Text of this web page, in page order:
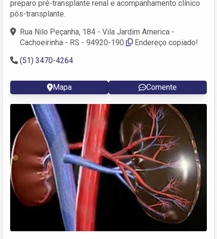
preparo pré-transplante renal e acompanhamento clínico
pós-transplante.
Rua Nilo Peçanha, 184 - Vila Jardim America -
Cachoeirinha - RS - 94920-190
Endereço copiado!
(51) 3470-4264
Mapa Comente